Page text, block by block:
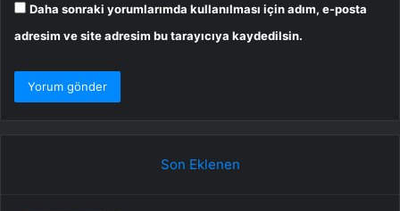
Daha sonraki yorumlarımda kullanılması için adım, e-posta
adresim ve site adresim bu tarayıcıya kaydedilsin.
Son Eklenen